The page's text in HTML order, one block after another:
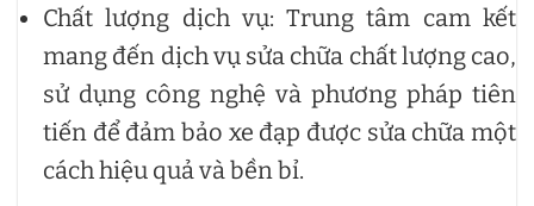
Chất lượng dịch vụ: Trung tâm cam kết
mang đến dịch vụ sửa chữa chất lượng cao,
sử dụng công nghệ và phương pháp tiên
tiến để đảm bảo xe đạp được sửa chữa một
cách hiệu quả và bền bỉ.